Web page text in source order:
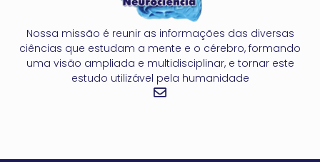
Nossa missão é reunir as informações das diversas
ciências que estudam a mente e o cérebro, formando
uma visão ampliada e multidisciplinar, e tornar este
estudo utilizável pela humanidade